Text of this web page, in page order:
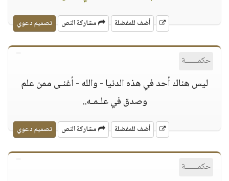
أضف للمفضلة مشاركة النص تصميم دعوي
حكمــــــة
ليس هناك أحد في هذه الدنيا - والله - أغنـى ممن علم
وصدق في علـمـه..
أضف للمفضلة مشاركة النص تصميم دعوي
حكمــــــة